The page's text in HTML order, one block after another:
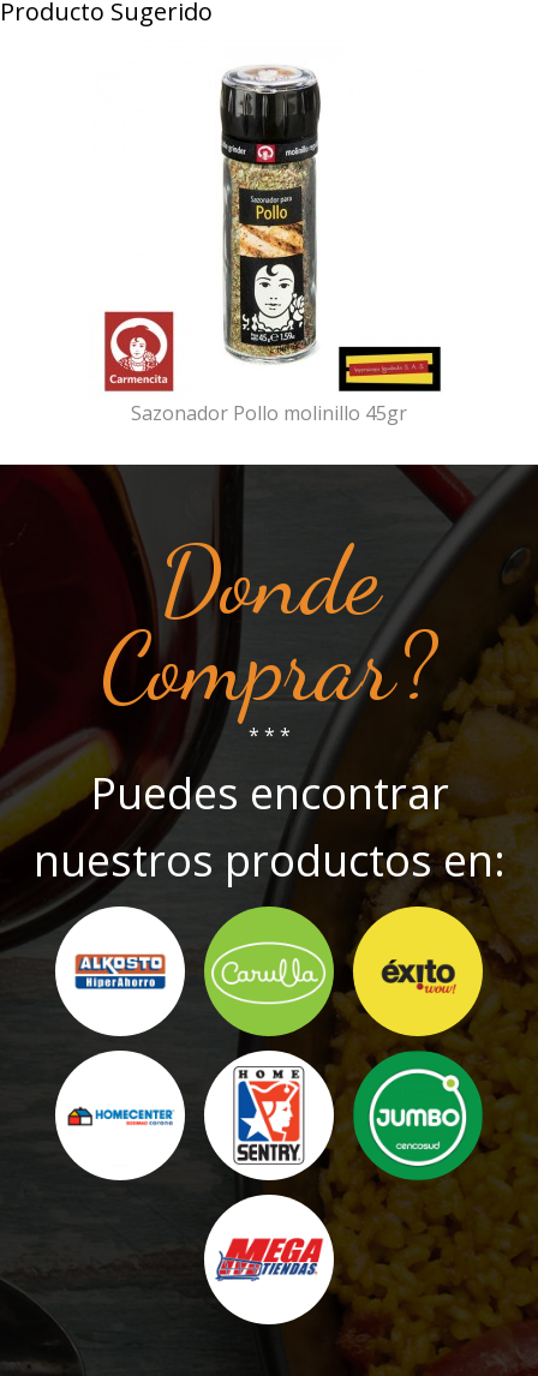
Producto Sugerido
Sazonador Pollo molinillo 45gr
Donde
Comprar?
* * *
Puedes encontrar
nuestros productos en: